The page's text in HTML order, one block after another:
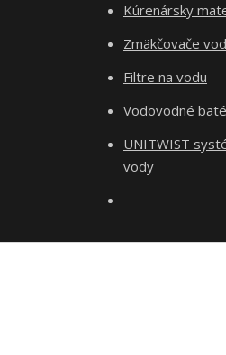
Kúrenársky
Zmäkčovače
Filtre na vodu
Vodovodné
UNITWIST
vody